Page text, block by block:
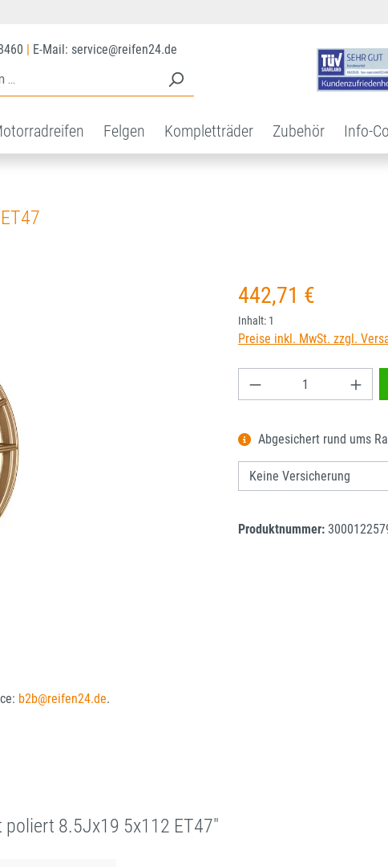
E-Mail: service@reifen24.de
Felgen Kompletträder Zubehör Info-
b2b@reifen24.de.
Regulärer Preis:
442,71 €
Inhalt: 1
Preise inkl. MwSt. zzgl.
Produkt Anzahl:
Abgesichert rund ums
Produktnummer:
poliert 8.5Jx19 5x112 ET47"